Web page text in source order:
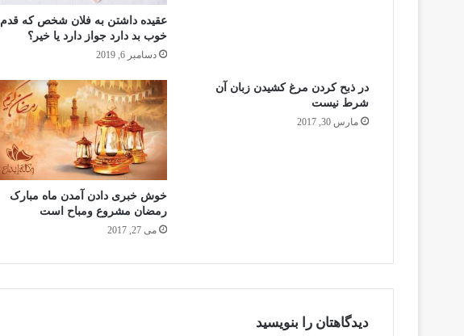
عقیده داشتن به فلان شخص که قدم
خوب بد دارد جواز دارد یا خیر؟
دسامبر 6, 2019
در ذبح كردن مرغ كشيدن زبان آن
شرط نيست
مارس 30, 2017
خوش خبری دادن آمدن ماه مبارک
رمضان مشروع ومباح است
می 27, 2017
دیدگاهتان را بنویسید